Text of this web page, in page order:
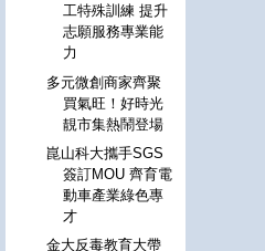
工特殊訓練 提升
志願服務專業能
力
多元微創商家齊聚
買氣旺！好時光
靚市集熱鬧登場
崑山科大攜手SGS
簽訂MOU 齊育電
動車產業綠色專
才
金大反毒教育大帶